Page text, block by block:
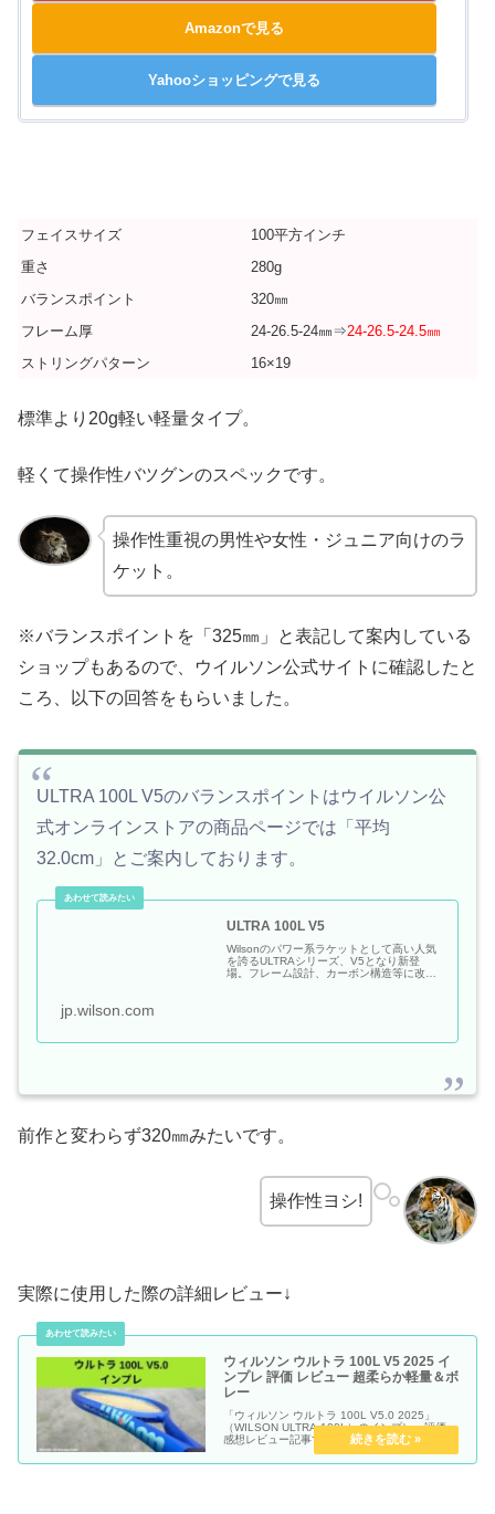
Amazonで見る
Yahooショッピングで見る
フェイスサイズ
100平方インチ
重さ
280g
バランスポイント
320㎜
フレーム厚
24-26.5-24㎜⇒24-26.5-24.5㎜
ストリングパターン
16×19
標準より20g軽い軽量タイプ。
軽くて操作性バツグンのスペックです。
操作性重視の男性や女性・ジュニア向けのラ
ケット。
※バランスポイントを「325㎜」と表記して案内している
ショップもあるので、ウイルソン公式サイトに確認したと
ころ、以下の回答をもらいました。
ULTRA 100L V5のバランスポイントはウイルソン公
式オンラインストアの商品ページでは「平均
32.0cm」とご案内しております。
ULTRA 100L V5
Wilsonのパワー系ラケットとして高い人気
を誇るULTRAシリーズ、V5となり新登
場。フレーム設計、カーボン構造等に改良
jp.wilson.com
前作と変わらず320㎜みたいです。
操作性ヨシ!
実際に使用した際の詳細レビュー↓
ウィルソン ウルトラ 100L V5 2025 イ
ンプレ 評価 レビュー 超柔らか軽量＆ボ
レー
「ウィルソン ウルトラ 100L V5.0 2025」
（WILSON ULTRA 100L）のインプレ・評価・
感想レビュー記事です。